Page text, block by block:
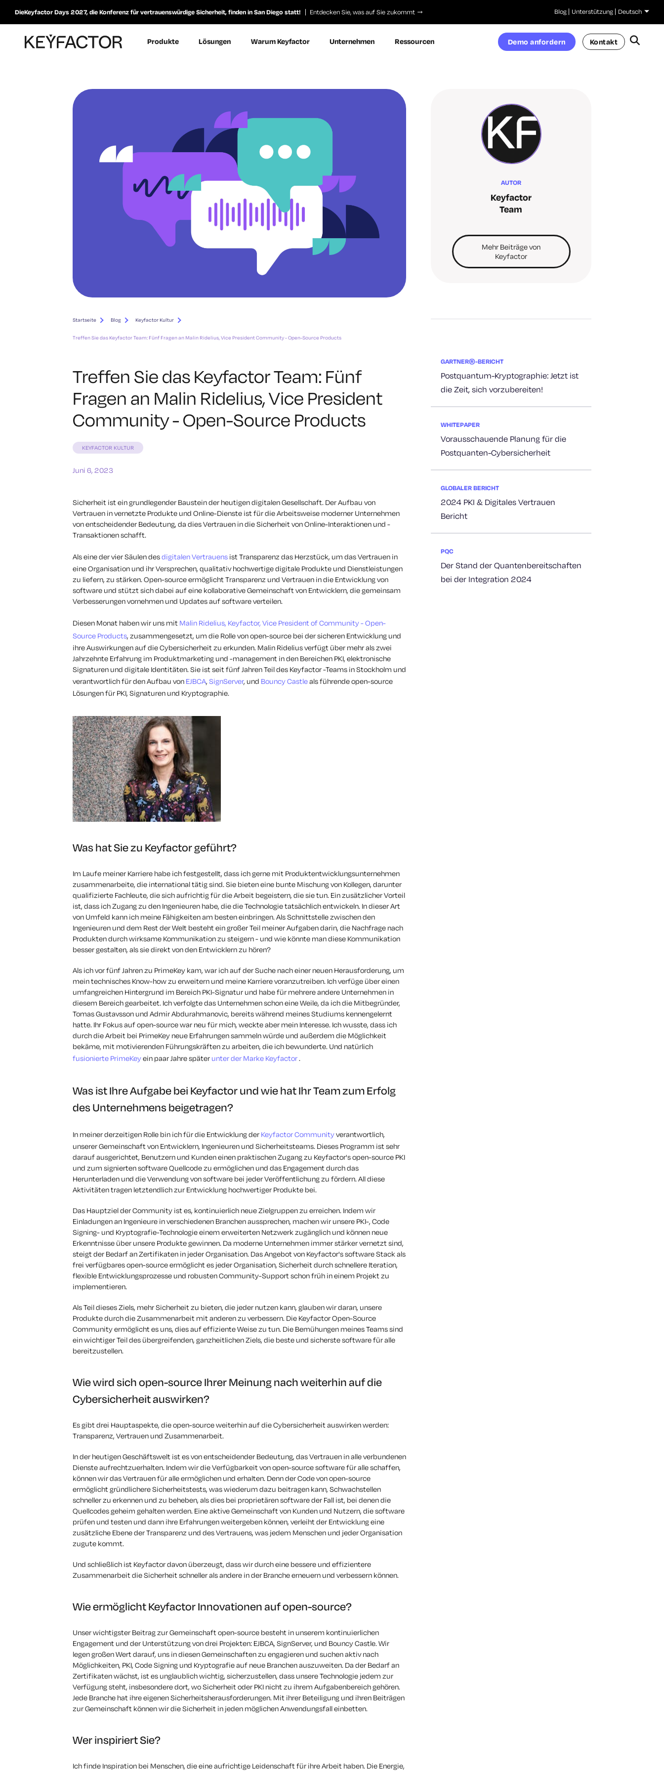
DieKeyfactor Days 2027, die Konferenz für vertrauenswürdige Sicherheit, finden in San Diego statt! Entdecken Sie, was auf Sie zukommt Blog Unterstützung Deutsch
Produkte Lösungen Warum Keyfactor Unternehmen Ressourcen Demo anfordern Kontakt
Startseite Blog Keyfactor Kultur
Treffen Sie das Keyfactor Team: Fünf Fragen an Malin Ridelius, Vice President Community - Open-Source Products
Treffen Sie das Keyfactor Team: Fünf
Fragen an Malin Ridelius, Vice President
Community - Open-Source Products
KEYFACTOR KULTUR
Juni 6, 2023
Sicherheit ist ein grundlegender Baustein der heutigen digitalen Gesellschaft. Der Aufbau von
Vertrauen in vernetzte Produkte und Online-Dienste ist für die Arbeitsweise moderner Unternehmen
von entscheidender Bedeutung, da dies Vertrauen in die Sicherheit von Online-Interaktionen und -
Transaktionen schafft.
Als eine der vier Säulen desdigitalen Vertrauens ist Transparenz das Herzstück, um das Vertrauen in
eine Organisation und ihr Versprechen, qualitativ hochwertige digitale Produkte und Dienstleistungen
zu liefern, zu stärken. Open-source ermöglicht Transparenz und Vertrauen in die Entwicklung von
software und stützt sich dabei auf eine kollaborative Gemeinschaft von Entwicklern, die gemeinsam
Verbesserungen vornehmen und Updates auf software verteilen.
Diesen Monat haben wir uns mit Malin Ridelius, Keyfactor, Vice President of Community - Open-
Source Products, zusammengesetzt, um die Rolle von open-source bei der sicheren Entwicklung und
ihre Auswirkungen auf die Cybersicherheit zu erkunden. Malin Ridelius verfügt über mehr als zwei
Jahrzehnte Erfahrung im Produktmarketing und -management in den Bereichen PKI, elektronische
Signaturen und digitale Identitäten. Sie ist seit fünf Jahren Teil des Keyfactor -Teams in Stockholm und
verantwortlich für den Aufbau von EJBCA, SignServer, und Bouncy Castleals führende open-source
Lösungen für PKI, Signaturen und Kryptographie.
Was hat Sie zu Keyfactor geführt?
Im Laufe meiner Karriere habe ich festgestellt, dass ich gerne mit Produktentwicklungsunternehmen
zusammenarbeite, die international tätig sind. Sie bieten eine bunte Mischung von Kollegen, darunter
qualifizierte Fachleute, die sich aufrichtig für die Arbeit begeistern, die sie tun. Ein zusätzlicher Vorteil
ist, dass ich Zugang zu den Ingenieuren habe, die die Technologie tatsächlich entwickeln. In dieser Art
von Umfeld kann ich meine Fähigkeiten am besten einbringen. Als Schnittstelle zwischen den
Ingenieuren und dem Rest der Welt besteht ein großer Teil meiner Aufgaben darin, die Nachfrage nach
Produkten durch wirksame Kommunikation zu steigern - und wie könnte man diese Kommunikation
besser gestalten, als sie direkt von den Entwicklern zu hören?
Als ich vor fünf Jahren zu PrimeKey kam, war ich auf der Suche nach einer neuen Herausforderung, um
mein technisches Know-how zu erweitern und meine Karriere voranzutreiben. Ich verfüge über einen
umfangreichen Hintergrund im Bereich PKI-Signatur und habe für mehrere andere Unternehmen in
diesem Bereich gearbeitet. Ich verfolgte das Unternehmen schon eine Weile, da ich die Mitbegründer,
Tomas Gustavsson und Admir Abdurahmanovic, bereits während meines Studiums kennengelernt
hatte. Ihr Fokus auf open-source war neu für mich, weckte aber mein Interesse. Ich wusste, dass ich
durch die Arbeit bei PrimeKey neue Erfahrungen sammeln würde und außerdem die Möglichkeit
bekäme, mit motivierenden Führungskräften zu arbeiten, die ich bewunderte. Und natürlich
fusionierte PrimeKeyein paar Jahre später unter der Marke Keyfactor.
Was ist Ihre Aufgabe bei Keyfactor und wie hat Ihr Team zum Erfolg
des Unternehmens beigetragen?
In meiner derzeitigen Rolle bin ich für die Entwicklung der Keyfactor Communityverantwortlich,
unserer Gemeinschaft von Entwicklern, Ingenieuren und Sicherheitsteams. Dieses Programm ist sehr
darauf ausgerichtet, Benutzern und Kunden einen praktischen Zugang zu Keyfactor's open-source PKI
und zum signierten software Quellcode zu ermöglichen und das Engagement durch das
Herunterladen und die Verwendung von software bei jeder Veröffentlichung zu fördern. All diese
Aktivitäten tragen letztendlich zur Entwicklung hochwertiger Produkte bei.
Das Hauptziel der Community ist es, kontinuierlich neue Zielgruppen zu erreichen. Indem wir
Einladungen an Ingenieure in verschiedenen Branchen aussprechen, machen wir unsere PKI-, Code
Signing- und Kryptografie-Technologie einem erweiterten Netzwerk zugänglich und können neue
Erkenntnisse über unsere Produkte gewinnen. Da moderne Unternehmen immer stärker vernetzt sind,
steigt der Bedarf an Zertifikaten in jeder Organisation. Das Angebot von Keyfactor's software Stack als
frei verfügbares open-source ermöglicht es jeder Organisation, Sicherheit durch schnellere Iteration,
flexible Entwicklungsprozesse und robusten Community-Support schon früh in einem Projekt zu
implementieren.
Als Teil dieses Ziels, mehr Sicherheit zu bieten, die jeder nutzen kann, glauben wir daran, unsere
Produkte durch die Zusammenarbeit mit anderen zu verbessern. Die Keyfactor Open-Source
Community ermöglicht es uns, dies auf effiziente Weise zu tun. Die Bemühungen meines Teams sind
ein wichtiger Teil des übergreifenden, ganzheitlichen Ziels, die beste und sicherste software für alle
bereitzustellen.
Wie wird sich open-source Ihrer Meinung nach weiterhin auf die
Cybersicherheit auswirken?
Es gibt drei Hauptaspekte, die open-source weiterhin auf die Cybersicherheit auswirken werden:
Transparenz, Vertrauen und Zusammenarbeit.
In der heutigen Geschäftswelt ist es von entscheidender Bedeutung, das Vertrauen in alle verbundenen
Dienste aufrechtzuerhalten. Indem wir die Verfügbarkeit von open-source software für alle schaffen,
können wir das Vertrauen für alle ermöglichen und erhalten. Denn der Code von open-source
ermöglicht gründlichere Sicherheitstests, was wiederum dazu beitragen kann, Schwachstellen
schneller zu erkennen und zu beheben, als dies bei proprietären software der Fall ist, bei denen die
Quellcodes geheim gehalten werden. Eine aktive Gemeinschaft von Kunden und Nutzern, die software
prüfen und testen und dann ihre Erfahrungen weitergeben können, verleiht der Entwicklung eine
zusätzliche Ebene der Transparenz und des Vertrauens, was jedem Menschen und jeder Organisation
zugute kommt.
Und schließlich ist Keyfactor davon überzeugt, dass wir durch eine bessere und effizientere
Zusammenarbeit die Sicherheit schneller als andere in der Branche erneuern und verbessern können.
Wie ermöglicht Keyfactor Innovationen auf open-source?
Unser wichtigster Beitrag zur Gemeinschaft open-source besteht in unserem kontinuierlichen
Engagement und der Unterstützung von drei Projekten: EJBCA, SignServer, und Bouncy Castle. Wir
legen großen Wert darauf, uns in diesen Gemeinschaften zu engagieren und suchen aktiv nach
Möglichkeiten, PKI, Code Signing und Kryptografie auf neue Branchen auszuweiten. Da der Bedarf an
Zertifikaten wächst, ist es unglaublich wichtig, sicherzustellen, dass unsere Technologie jedem zur
Verfügung steht, insbesondere dort, wo Sicherheit oder PKI nicht zu ihrem Aufgabenbereich gehören.
Jede Branche hat ihre eigenen Sicherheitsherausforderungen. Mit ihrer Beteiligung und ihren Beiträgen
zur Gemeinschaft können wir die Sicherheit in jeden möglichen Anwendungsfall einbetten.
Wer inspiriert Sie?
Ich finde Inspiration bei Menschen, die eine aufrichtige Leidenschaft für ihre Arbeit haben. Die Energie,
AUTOR
Keyfactor
Team
Mehr Beiträge von
Keyfactor
GARTNER®-BERICHT
Postquantum-Kryptographie: Jetzt ist
die Zeit, sich vorzubereiten!
WHITEPAPER
Vorausschauende Planung für die
Postquanten-Cybersicherheit
GLOBALER BERICHT
2024 PKI & Digitales Vertrauen
Bericht
PQC
Der Stand der Quantenbereitschaften
bei der Integration 2024